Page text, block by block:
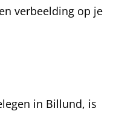
verbeelding op je
in Billund, is